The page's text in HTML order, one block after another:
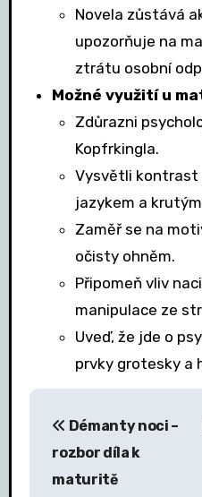
Novela zůstává
upozorňuje na
ztrátu osobní
Možné využití u
Zdůrazni
Kopfrkingla.
Vysvětli kontrast
jazykem a
Zaměř se na
očisty ohněm.
Připomeň vliv
manipulace ze
Uveď, že jde o
prvky grotesky a
N
Démanty noci –
rozbor díla k
maturitě